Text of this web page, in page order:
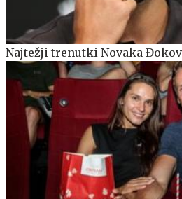
Najtežji trenutki Novaka